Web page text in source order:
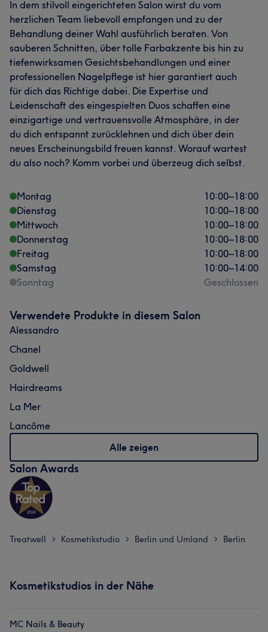
In dem stilvoll eingerichteten Salon wirst du vom
herzlichen Team liebevoll empfangen und zu der
Behandlung deiner Wahl ausführlich beraten. Von
sauberen Schnitten, über tolle Farbakzente bis hin zu
tiefenwirksamen Gesichtsbehandlungen und einer
professionellen Nagelpflege ist hier garantiert auch
für dich das Richtige dabei. Die Expertise und
Leidenschaft des eingespielten Duos schaffen eine
einzigartige und vertrauensvolle Atmosphäre, in der
du dich entspannt zurücklehnen und dich über dein
neues Erscheinungsbild freuen kannst. Worauf wartest
du also noch? Komm vorbei und überzeug dich selbst.
Montag 10:00–18:00
Dienstag
10:00–18:00
Mittwoch
10:00–18:00
Donnerstag
10:00–18:00
Freitag
10:00–18:00
Samstag
10:00–14:00
Sonntag
Geschlossen
Verwendete Produkte in diesem Salon
Alessandro
Chanel
Goldwell
Hairdreams
La Mer
Lancôme
Alle zeigen
Salon Awards
Treatwell > Kosmetikstudio > Berlin und Umland > Berlin
Kosmetikstudios in der Nähe
MC Nails & Beauty